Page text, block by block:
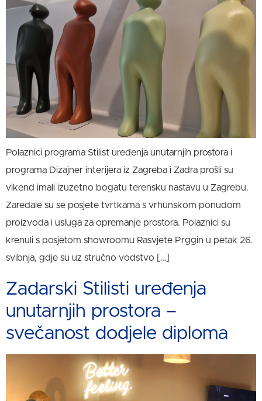
Polaznici programa Stilist uređenja unutarnjih prostora i
programa Dizajner interijera iz Zagreba i Zadra prošli su
vikend imali izuzetno bogatu terensku nastavu u Zagrebu.
Zaredale su se posjete tvrtkama s vrhunskom ponudom
proizvoda i usluga za opremanje prostora. Polaznici su
krenuli s posjetom showroomu Rasvjete Prggin u petak 26.
svibnja, gdje su uz stručno vodstvo […]
Zadarski Stilisti uređenja
unutarnjih prostora –
svečanost dodjele diploma